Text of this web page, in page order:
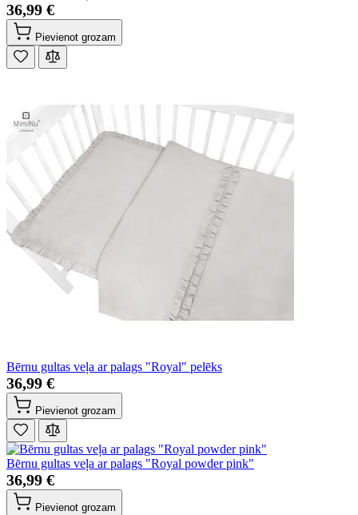
36,99 €
Pievienot grozam
Bērnu gultas veļa ar palags "Royal" pelēks
36,99 €
Pievienot grozam
Bērnu gultas veļa ar palags "Royal powder pink"
36,99 €
Pievienot grozam